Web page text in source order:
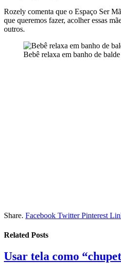
Rozely comenta que o Espaço Ser
que queremos fazer, acolher essas
outros.
Bebê relaxa em banho de
Share. Facebook Twitter Pinterest
Related Posts
Usar tela como